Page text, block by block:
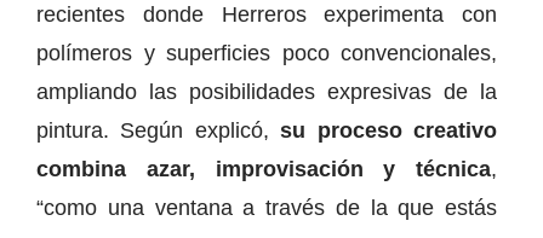
recientes donde Herreros experimenta con
polímeros y superficies poco convencionales,
ampliando las posibilidades expresivas de la
pintura. Según explicó,su proceso creativo
combina azar, improvisación y técnica,
“como una ventana a través de la que estás